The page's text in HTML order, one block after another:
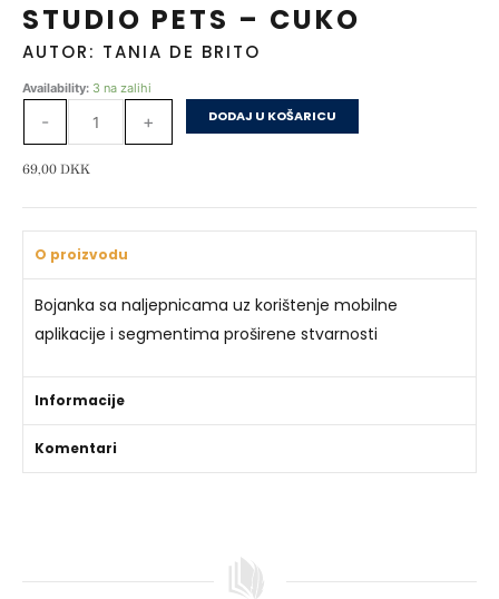
STUDIO PETS – CUKO
AUTOR: TANIA DE BRITO
Availability: 3 na zalihi
-
Studio
količina
+ DODAJ U KOŠARICU
69,00 DKK
O proizvodu
Bojanka sa naljepnicama uz korištenje mobilne
aplikacije i segmentima proširene stvarnosti
Informacije
Komentari